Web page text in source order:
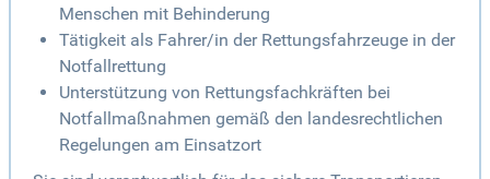
Menschen mit Behinderung
Tätigkeit als Fahrer/in der Rettungsfahrzeuge in der
Notfallrettung
Unterstützung von Rettungsfachkräften bei
Notfallmaßnahmen gemäß den landesrechtlichen
Regelungen am Einsatzort